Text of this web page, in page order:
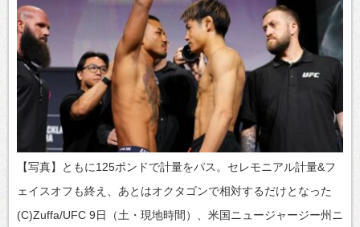
【写真】ともに125ポンドで計量をパス。セレモニアル計量&フ
ェイスオフも終え、あとはオクタゴンで相対するだけとなった
(C)Zuffa/UFC 9日（土・現地時間）、米国ニュージャージー州ニ